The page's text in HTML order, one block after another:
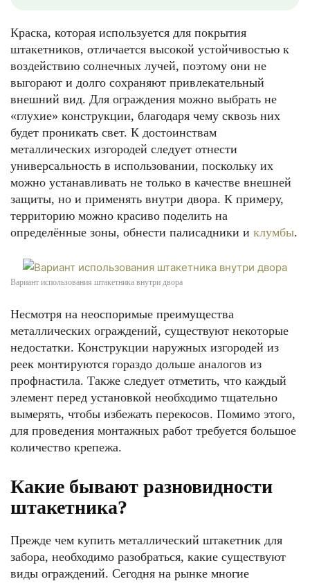
Краска, которая используется для покрытия
штакетников, отличается высокой устойчивостью к
воздействию солнечных лучей, поэтому они не
выгорают и долго сохраняют привлекательный
внешний вид. Для ограждения можно выбрать не
«глухие» конструкции, благодаря чему сквозь них
будет проникать свет. К достоинствам
металлических изгородей следует отнести
универсальность в использовании, поскольку их
можно устанавливать не только в качестве внешней
защиты, но и применять внутри двора. К примеру,
территорию можно красиво поделить на
определённые зоны, обнести палисадники и клумбы.
Вариант использования штакетника внутри двора
Несмотря на неоспоримые преимущества
металлических ограждений, существуют некоторые
недостатки. Конструкции наружных изгородей из
реек монтируются гораздо дольше аналогов из
профнастила. Также следует отметить, что каждый
элемент перед установкой необходимо тщательно
вымерять, чтобы избежать перекосов. Помимо этого,
для проведения монтажных работ требуется большое
количество крепежа.
Какие бывают разновидности
штакетника?
Прежде чем купить металлический штакетник для
забора, необходимо разобраться, какие существуют
виды ограждений. Сегодня на рынке многие